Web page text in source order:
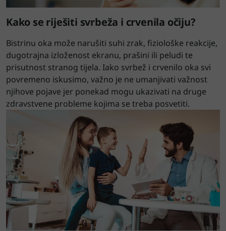
Kako se riješiti svrbeža i crvenila očiju?
Bistrinu oka može narušiti suhi zrak, fiziološke reakcije,
dugotrajna izloženost ekranu, prašini ili peludi te
prisutnost stranog tijela. Iako svrbež i crvenilo oka svi
povremeno iskusimo, važno je ne umanjivati važnost
njihove pojave jer ponekad mogu ukazivati na druge
zdravstvene probleme kojima se treba posvetiti.